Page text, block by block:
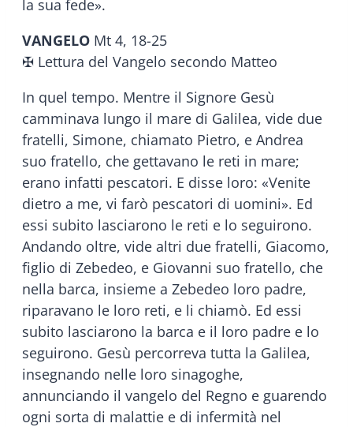
la sua fede».
VANGELO Mt 4, 18-25
✠ Lettura del Vangelo secondo Matteo
In quel tempo. Mentre il Signore Gesù
camminava lungo il mare di Galilea, vide due
fratelli, Simone, chiamato Pietro, e Andrea
suo fratello, che gettavano le reti in mare;
erano infatti pescatori. E disse loro: «Venite
dietro a me, vi farò pescatori di uomini». Ed
essi subito lasciarono le reti e lo seguirono.
Andando oltre, vide altri due fratelli, Giacomo,
figlio di Zebedeo, e Giovanni suo fratello, che
nella barca, insieme a Zebedeo loro padre,
riparavano le loro reti, e li chiamò. Ed essi
subito lasciarono la barca e il loro padre e lo
seguirono. Gesù percorreva tutta la Galilea,
insegnando nelle loro sinagoghe,
annunciando il vangelo del Regno e guarendo
ogni sorta di malattie e di infermità nel